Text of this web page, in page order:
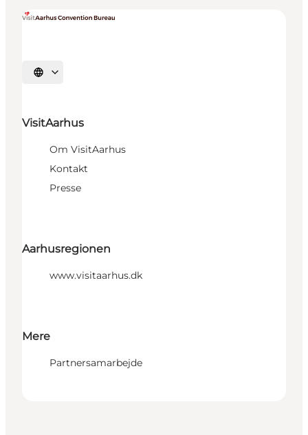
Vælg sprog
VisitAarhus
Om VisitAarhus
Kontakt
Presse
Aarhusregionen
www.visitaarhus.dk
Mere
Partnersamarbejde